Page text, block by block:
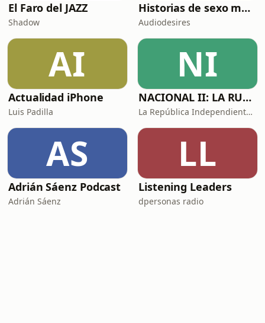
El Faro del JAZZ
Shadow
Historias de sexo muy intensas y calientes
Audiodesires
AI
Actualidad iPhone
Luis Padilla
NI
NACIONAL II: LA RUTA DEL EXILIO
La República Independiente de la Radio
AS
Adrián Sáenz Podcast
Adrián Sáenz
LL
Listening Leaders
dpersonas radio